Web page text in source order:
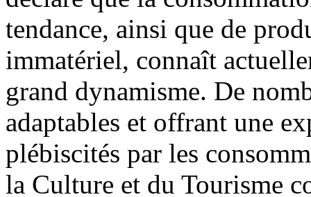
tendance, ainsi que de
immatériel, connaît
grand dynamisme. De
adaptables et offrant une
plébiscités par les
la Culture et du Tourisme